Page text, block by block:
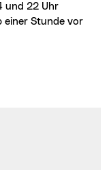
und 22 Uhr
einer Stunde vor